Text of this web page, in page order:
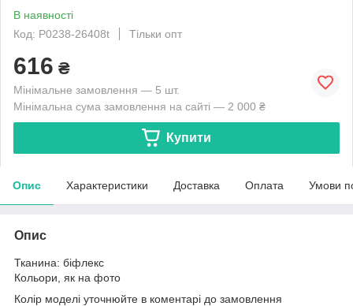
В наявності
Код: P0238-26408t
Тільки опт
616 ₴
Мінімальне замовлення — 5 шт.
Мінімальна сума замовлення на сайті — 2 000 ₴
Купити
Опис Характеристики Доставка Оплата Умови
Опис
Тканина: біфлекс
Кольори, як на фото
Колір моделі уточнюйте в коментарі до замовлення